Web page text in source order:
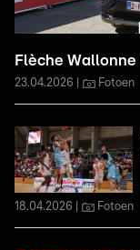
Flèche
23.04.2026 Fotoen
18.04.2026 Fotoen